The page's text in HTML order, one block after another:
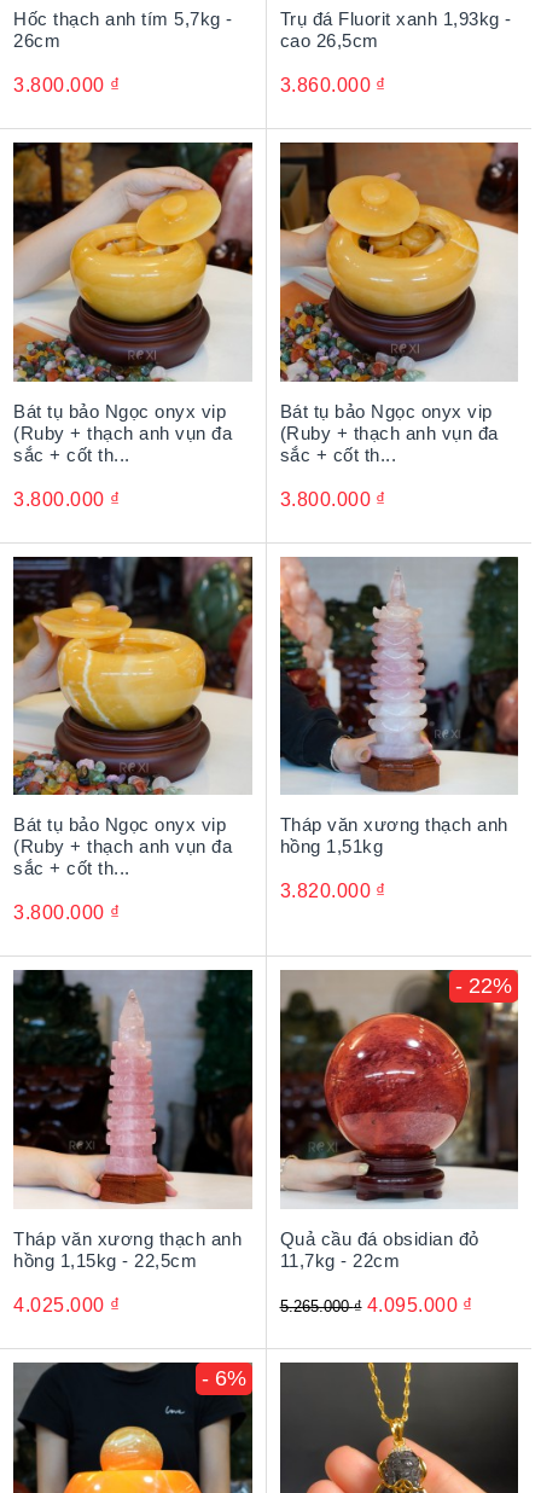
Hốc thạch anh tím 5,7kg -
26cm
3.800.000 ₫
Trụ đá Fluorit xanh 1,93kg -
cao 26,5cm
3.860.000 ₫
Bát tụ bảo Ngọc onyx vip
(Ruby + thạch anh vụn đa
sắc + cốt th...
3.800.000 ₫
Bát tụ bảo Ngọc onyx vip
(Ruby + thạch anh vụn đa
sắc + cốt th...
3.800.000 ₫
Bát tụ bảo Ngọc onyx vip
(Ruby + thạch anh vụn đa
sắc + cốt th...
3.800.000 ₫
Tháp văn xương thạch anh
hồng 1,51kg
3.820.000 ₫
Tháp văn xương thạch anh
hồng 1,15kg - 22,5cm
4.025.000 ₫
- 22%
Quả cầu đá obsidian đỏ
11,7kg - 22cm
5.265.000 ₫ 4.095.000 ₫
- 6%